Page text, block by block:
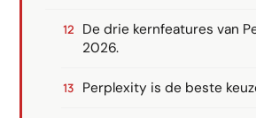
De drie kernfeatures van
2026.
Perplexity is de beste